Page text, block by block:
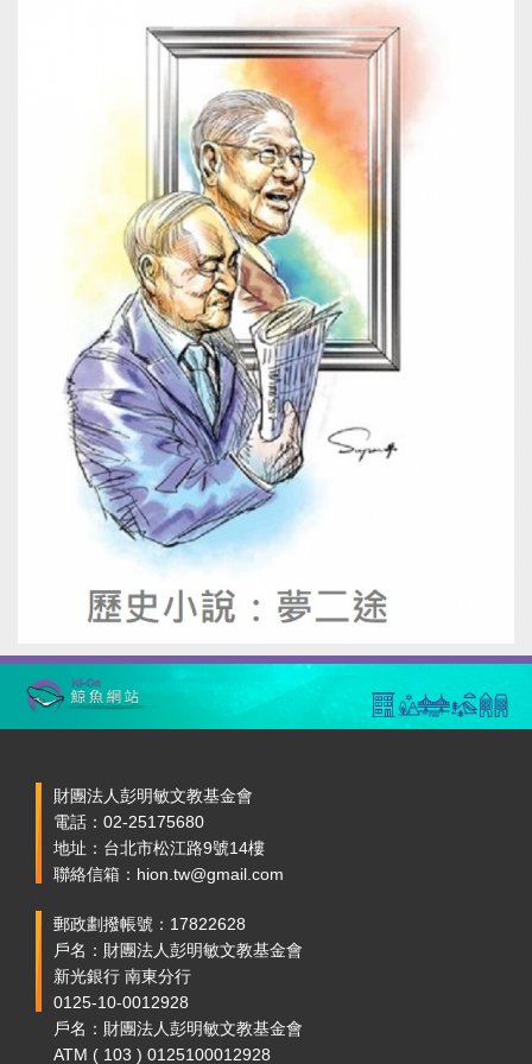
財團法人彭明敏文教基金會
電話：02-25175680
地址：台北市松江路9號14樓
聯絡信箱：hion.tw@gmail.com
郵政劃撥帳號：17822628
戶名：財團法人彭明敏文教基金會
新光銀行 南東分行
0125-10-0012928
戶名：財團法人彭明敏文教基金會
ATM ( 103 ) 0125100012928